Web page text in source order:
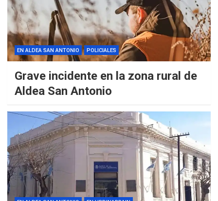
EN ALDEA SAN ANTONIO POLICIALES
Grave incidente en la zona rural de
Aldea San Antonio